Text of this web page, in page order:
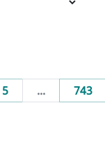
5 ... 743